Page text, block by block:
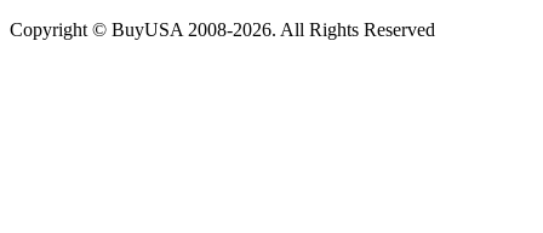
Copyright © BuyUSA 2008-2026. All Rights Reserved